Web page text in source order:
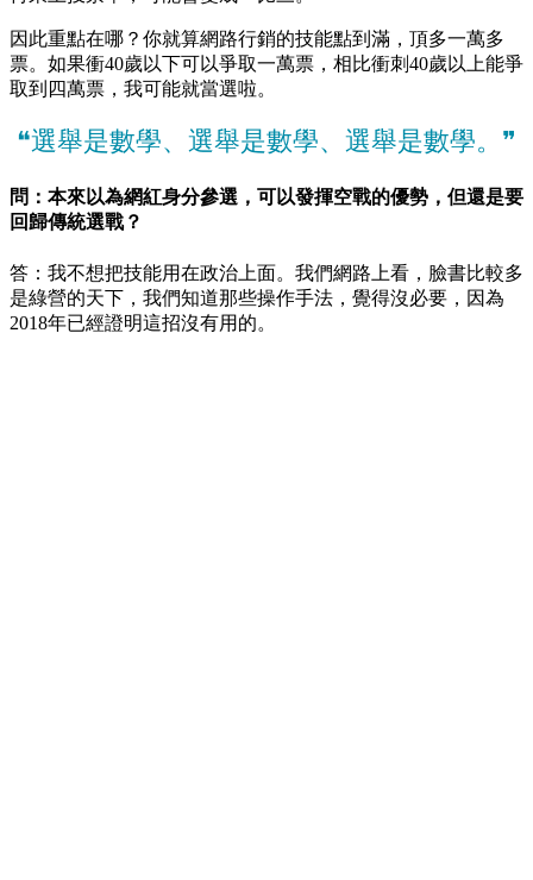
因此重點在哪？你就算網路行銷的技能點到滿，頂多一萬多
票。如果衝40歲以下可以爭取一萬票，相比衝刺40歲以上能爭
取到四萬票，我可能就當選啦。
❝選舉是數學、選舉是數學、選舉是數學。❞
問：本來以為網紅身分參選，可以發揮空戰的優勢，但還是要
回歸傳統選戰？
答：我不想把技能用在政治上面。我們網路上看，臉書比較多
是綠營的天下，我們知道那些操作手法，覺得沒必要，因為
2018年已經證明這招沒有用的。